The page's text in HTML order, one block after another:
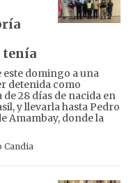
tenía
este domingo a una
detenida como
28 días de nacida en
y llevarla hasta Pedro
Amambay, donde la
Candia